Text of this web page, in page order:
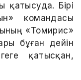
қатысуда. Бірі
командасы
«Томирис»
бұған дейін
қатысқан,